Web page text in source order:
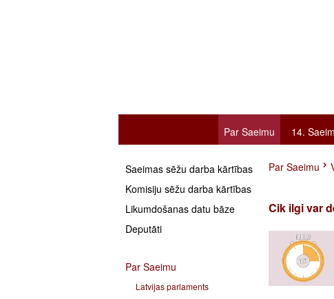
Par Saeimu 14.
Saeimas sēžu darba kārtības
Komisiju sēžu darba kārtības
Likumdošanas datu bāze
Deputāti
Par Saeimu
Latvijas parlaments
Par Saeimu
Cik ilgi var